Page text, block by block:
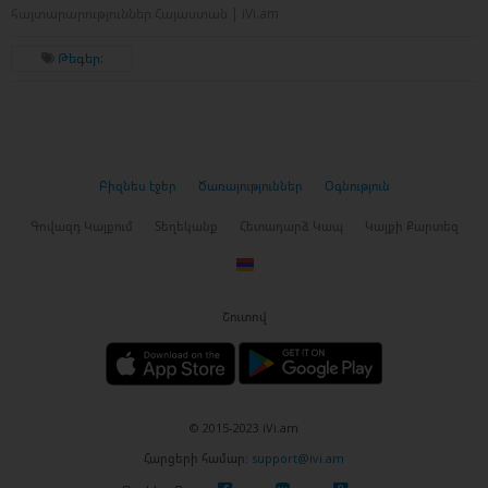
Թեգեր:
Բիզնես էջեր Ծառայություններ Օգնություն
Գովազդ Կայքում Տեղեկանք Հետադարձ Կապ Կայքի Քարտեզ
Շուտով
© 2015-2023 iVi.am
Հարցերի համար: support@ivi.am